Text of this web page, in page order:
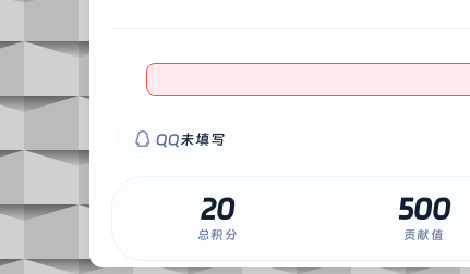
QQ未填写
20
总积分
500
贡献值